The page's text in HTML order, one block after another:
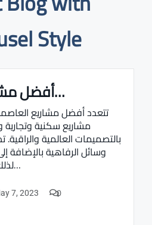
Style
أفضل مشاريع العاصمة…
تتعدد أفضل مشاريع العاصمة
مشاريع سكنية وتجارية
بالتصميمات العالمية والراقية.
وسائل الرفاهية بالإضافة
لذلك أصبح الاستثمار في…
7, 2023 0